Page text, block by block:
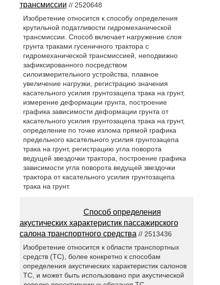
трансмиссии // 2520648
Изобретение относится к способу определения
крутильной податливости гидромеханической
трансмиссии. Способ включает нагружение слоя
грунта траками гусеничного трактора с
гидромеханической трансмиссией, неподвижно
зафиксированного посредством
силоизмерительного устройства, плавное
увеличение нагрузки, регистрацию значения
касательного усилия грунтозацепа трака на грунт,
измерение деформации грунта, построение
графика зависимости деформации грунта от
касательного усилия грунтозацепа трака на грунт,
определение по точке излома прямой графика
предельного касательного усилия грунтозацепа
трака на грунт, регистрацию угла поворота
ведущей звездочки трактора, построение графика
зависимости угла поворота ведущей звездочки
трактора от касательного усилия грунтозацепа
трака на грунт.
Способ определения
акустических характеристик пассажирского
салона транспортного средства// 2513436
Изобретение относится к области транспортных
средств (ТС), более конкретно к способам
определения акустических характеристик салонов
ТС, и может быть использовано при акустической